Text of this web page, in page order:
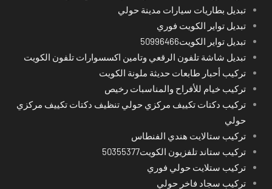
تبديل بطاريات سيارات مدينة حولي
تبديل تواير الكويت فوري
تبديل تواير الكويت50996466
تبديل شاشة تلفون الرقعي وتامين اكسسوارات تلفون الكويت
تركيب أحبار طابعات حديثة ملونة الكويت
تركيب خيام للأفراح والمناسبات رخيص
تركيب دكتات تكييف مركزي حولي تنظيف دكتات تكييف مركزي
حولي
تركيب ستالايت هندي الفنطاس
تركيب ستاند تلفزيون الكويت50355377
تركيب ستلايت حولي فوري
تركيب سجاد فاخر حولي